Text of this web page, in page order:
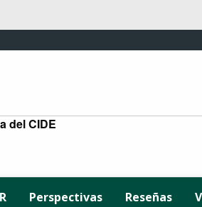
del CIDE
Perspectivas Reseñas